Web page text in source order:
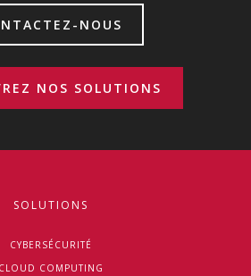
NOUS
NOS SOLUTIONS
SOLUTIONS
CYBERSÉCURITÉ
CLOUD COMPUTING